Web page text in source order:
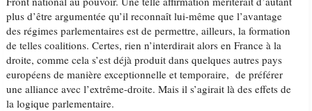
plus d’être argumentée qu’il reconnaît lui-même que l’avantage
des régimes parlementaires est de permettre, ailleurs, la formation
de telles coalitions. Certes, rien n’interdirait alors en France à la
droite, comme cela s’est déjà produit dans quelques autres pays
européens de manière exceptionnelle et temporaire, de préférer
une alliance avec l’extrême-droite. Mais il s’agirait là des effets de
la logique parlementaire.